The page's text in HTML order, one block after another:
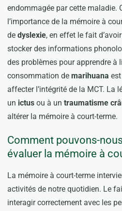
endommagée par cette maladie.
l’importance de la mémoire à
de dyslexie, en effet le fait
stocker des informations
des problèmes pour apprendre à
consommation de marihuana
affecter l’intégrité de la MCT. La
un ictus ou à un traumatisme
altérer la mémoire à court-terme.
Comment pouvons-
évaluer la mémoire à
La mémoire à court-terme
activités de notre quotidien. Le
interagir correctement avec les